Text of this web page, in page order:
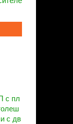
с пл
с дв